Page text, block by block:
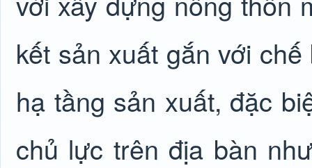
kết sản xuất gắn với
hạ tầng sản xuất, đặc
chủ lực trên địa bàn